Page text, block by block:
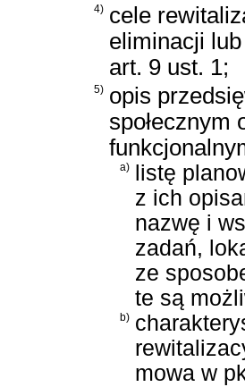
4) cele
eliminacji
art. 9 ust. 1;
5) opis
społecznym
a)
listę
z ich
nazwę i
zadań,
ze
te są
b)
mowa w